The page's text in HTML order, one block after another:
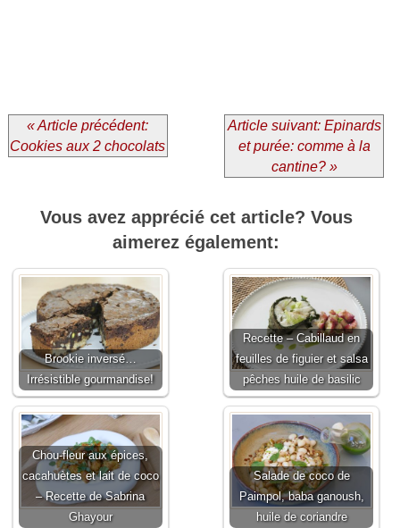
« Article précédent:
Cookies aux 2 chocolats
Article suivant: Epinards
et purée: comme à la
cantine? »
Vous avez apprécié cet article? Vous
aimerez également:
Brookie inversé…
Irrésistible gourmandise!
Recette – Cabillaud en
feuilles de figuier et salsa
pêches huile de basilic
Chou-fleur aux épices,
cacahuètes et lait de coco
– Recette de Sabrina
Ghayour
Salade de coco de
Paimpol, baba ganoush,
huile de coriandre